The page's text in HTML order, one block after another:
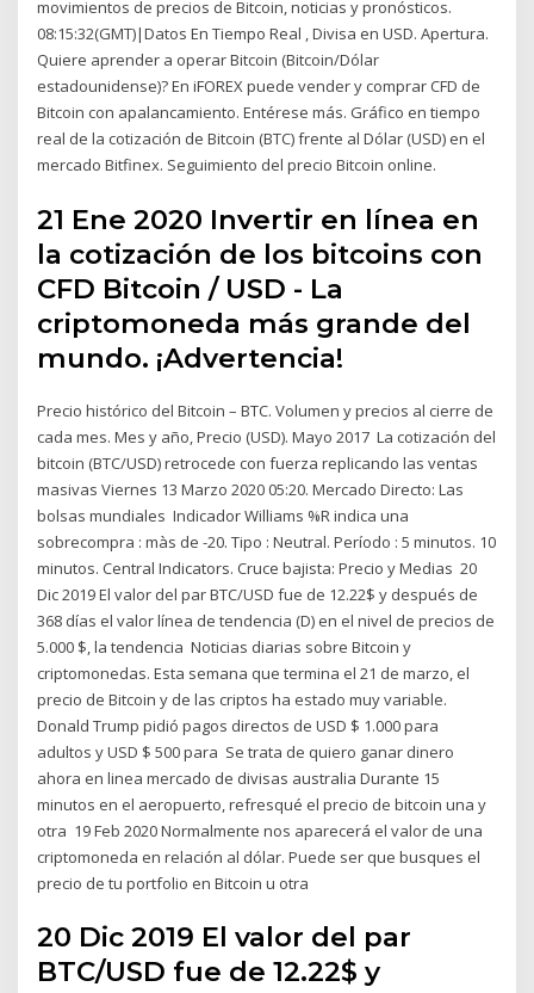
movimientos de precios de Bitcoin, noticias y pronósticos.
08:15:32(GMT)|Datos En Tiempo Real , Divisa en USD. Apertura.
Quiere aprender a operar Bitcoin (Bitcoin/Dólar
estadounidense)? En iFOREX puede vender y comprar CFD de
Bitcoin con apalancamiento. Entérese más. Gráfico en tiempo
real de la cotización de Bitcoin (BTC) frente al Dólar (USD) en el
mercado Bitfinex. Seguimiento del precio Bitcoin online.
21 Ene 2020 Invertir en línea en
la cotización de los bitcoins con
CFD Bitcoin / USD - La
criptomoneda más grande del
mundo. ¡Advertencia!
Precio histórico del Bitcoin – BTC. Volumen y precios al cierre de
cada mes. Mes y año, Precio (USD). Mayo 2017 La cotización del
bitcoin (BTC/USD) retrocede con fuerza replicando las ventas
masivas Viernes 13 Marzo 2020 05:20. Mercado Directo: Las
bolsas mundiales Indicador Williams %R indica una
sobrecompra : màs de -20. Tipo : Neutral. Período : 5 minutos. 10
minutos. Central Indicators. Cruce bajista: Precio y Medias 20
Dic 2019 El valor del par BTC/USD fue de 12.22$ y después de
368 días el valor línea de tendencia (D) en el nivel de precios de
5.000 $, la tendencia Noticias diarias sobre Bitcoin y
criptomonedas. Esta semana que termina el 21 de marzo, el
precio de Bitcoin y de las criptos ha estado muy variable.
Donald Trump pidió pagos directos de USD $ 1.000 para
adultos y USD $ 500 para Se trata de quiero ganar dinero
ahora en linea mercado de divisas australia Durante 15
minutos en el aeropuerto, refresqué el precio de bitcoin una y
otra 19 Feb 2020 Normalmente nos aparecerá el valor de una
criptomoneda en relación al dólar. Puede ser que busques el
precio de tu portfolio en Bitcoin u otra
20 Dic 2019 El valor del par
BTC/USD fue de 12.22$ y